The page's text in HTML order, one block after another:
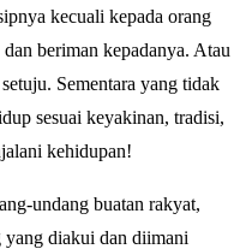
kecuali kepada orang
beriman kepadanya. Atau
Sementara yang tidak
sesuai keyakinan, tradisi,
kehidupan!
undang buatan rakyat,
yang diakui dan diimani